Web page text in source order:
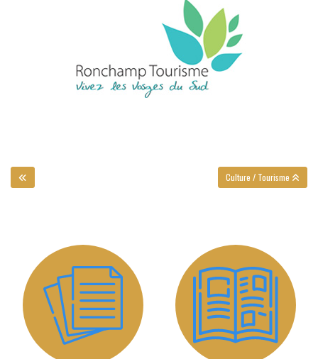
Culture / Tourisme